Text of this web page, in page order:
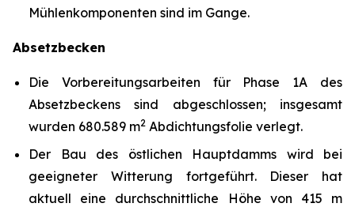
Mühlenkomponenten sind im Gange.
Absetzbecken
Die Vorbereitungsarbeiten für Phase 1A des
Absetzbeckens sind abgeschlossen; insgesamt
wurden 680.589 m2 Abdichtungsfolie verlegt.
Der Bau des östlichen Hauptdamms wird bei
geeigneter Witterung fortgeführt. Dieser hat
aktuell eine durchschnittliche Höhe von 415 m